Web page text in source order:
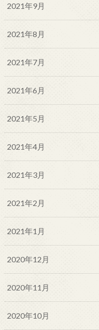
2021年9月
2021年8月
2021年7月
2021年6月
2021年5月
2021年4月
2021年3月
2021年2月
2021年1月
2020年12月
2020年11月
2020年10月